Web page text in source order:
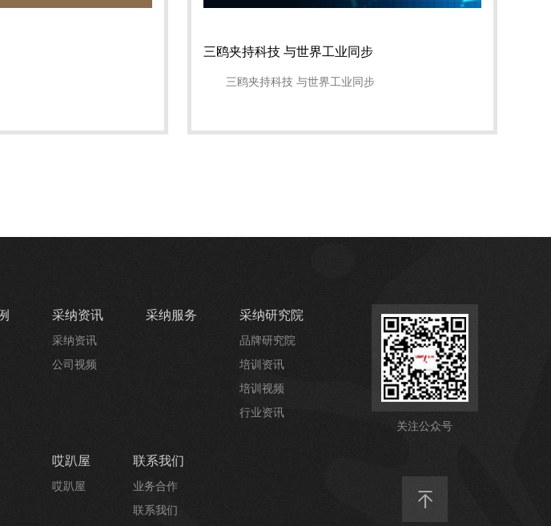
三鸥夹持科技 与世界工业同步
三鸥夹持科技 与世界工业同步
采纳资讯
采纳资讯
公司视频
采纳服务 采纳研究院
品牌研究院
培训资讯
培训视频
行业资讯
哎趴屋
哎趴屋
联系我们
业务合作
联系我们
关注公众号